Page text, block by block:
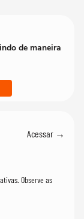
de maneira
Acessar →
Observe as